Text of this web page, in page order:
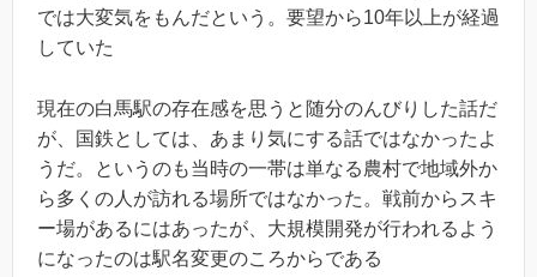
では大変気をもんだという。要望から10年以上が経過
していた
現在の白馬駅の存在感を思うと随分のんびりした話だ
が、国鉄としては、あまり気にする話ではなかったよ
うだ。というのも当時の一帯は単なる農村で地域外か
ら多くの人が訪れる場所ではなかった。戦前からスキ
ー場があるにはあったが、大規模開発が行われるよう
になったのは駅名変更のころからである